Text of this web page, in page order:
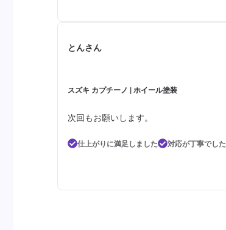
とんさん
スズキ カプチーノ | ホイール塗装
次回もお願いします。
仕上がりに満足しました 対応が丁寧でした